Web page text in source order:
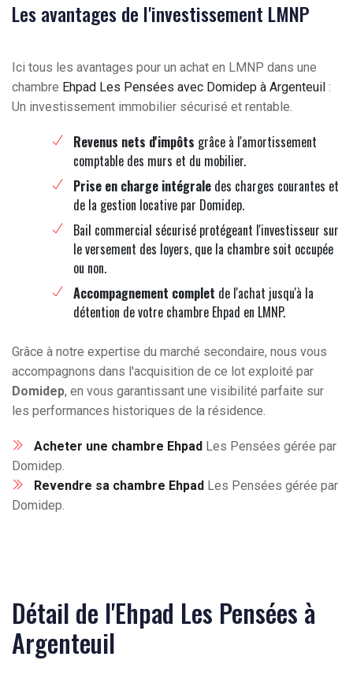
Les avantages de l'investissement LMNP
Ici tous les avantages pour un achat en LMNP dans une
chambre Ehpad Les Pensées avec Domidep à Argenteuil :
Un investissement immobilier sécurisé et rentable.
Revenus nets d'impôts grâce à l'amortissement
comptable des murs et du mobilier.
Prise en charge intégrale des charges courantes et
de la gestion locative par Domidep.
Bail commercial sécurisé protégeant l'investisseur sur
le versement des loyers, que la chambre soit occupée
ou non.
Accompagnement complet de l'achat jusqu'à la
détention de votre chambre Ehpad en LMNP.
Grâce à notre expertise du marché secondaire, nous vous
accompagnons dans l'acquisition de ce lot exploité par
Domidep, en vous garantissant une visibilité parfaite sur
les performances historiques de la résidence.
Acheter une chambre Ehpad Les Pensées gérée par
Domidep.
Revendre sa chambre Ehpad Les Pensées gérée par
Domidep.
Détail de l'Ehpad Les Pensées à
Argenteuil